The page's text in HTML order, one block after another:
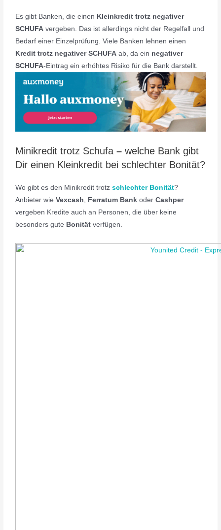
Es gibt Banken, die einen Kleinkredit trotz negativer
SCHUFA vergeben. Das ist allerdings nicht der Regelfall und
Bedarf einer Einzelprüfung. Viele Banken lehnen einen
Kredit trotz negativer SCHUFA ab, da ein negativer
SCHUFA-Eintrag ein erhöhtes Risiko für die Bank darstellt.
Minikredit trotz Schufa–welche Bank gibt
Dir einen Kleinkredit bei schlechter Bonität?
Wo gibt es den Minikredit trotzschlechter Bonität?
Anbieter wieVexcash Ferratum Bank oderCashper
vergeben Kredite auch an Personen, die über keine
besonders gute Bonität verfügen.